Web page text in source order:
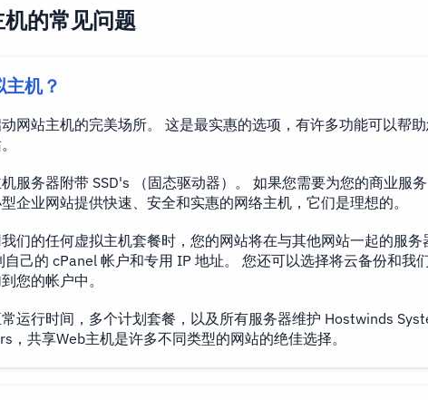
的常见问题
机？
网站主机的完美场所。 这是最实惠的选项，有许多功能可以帮
服务器附带 SSD's （固态驱动器）。 如果您需要为您的商业服务
企业网站提供快速、安全和实惠的网络主机，它们是理想的。
们的任何虚拟主机套餐时，您的网站将在与其他网站一起的服务
自己的 cPanel 帐户和专用 IP 地址。 您还可以选择将云备份和我
您的帐户中。
运行时间，多个计划套餐，以及所有服务器维护 Hostwinds
，共享Web主机是许多不同类型的网站的绝佳选择。